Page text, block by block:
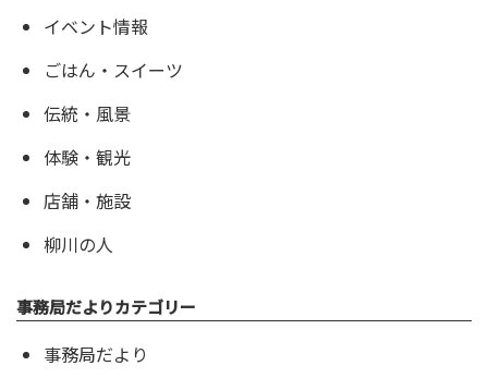
イベント情報
ごはん・スイーツ
伝統・風景
体験・観光
店舗・施設
柳川の人
事務局だよりカテゴリー
事務局だより